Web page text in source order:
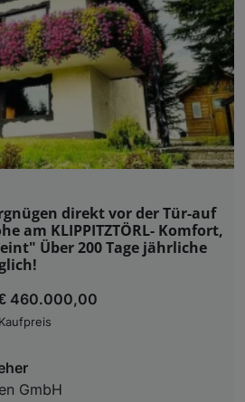
direkt vor der Tür-auf
am KLIPPITZTÖRL- Komfort,
Über 200 Tage jährliche
460.000,00
Kaufpreis
GmbH